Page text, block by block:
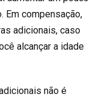
Em compensação,
adicionais, caso
alcançar a idade
não é